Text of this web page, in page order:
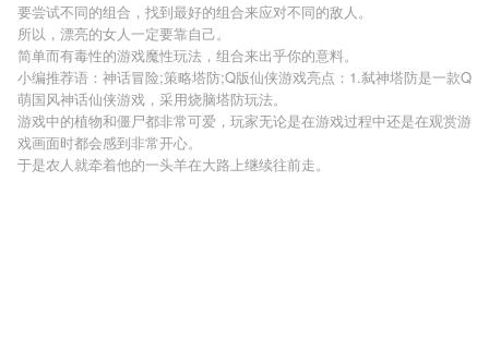
要尝试不同的组合，找到最好的组合来应对不同的敌人。
所以，漂亮的女人一定要靠自己。
简单而有毒性的游戏魔性玩法，组合来出乎你的意料。
小编推荐语：神话冒险;策略塔防;Q版仙侠游戏亮点：1.弑神塔防是一款Q
萌国风神话仙侠游戏，采用烧脑塔防玩法。
游戏中的植物和僵尸都非常可爱，玩家无论是在游戏过程中还是在观赏游
戏画面时都会感到非常开心。
于是农人就牵着他的一头羊在大路上继续往前走。